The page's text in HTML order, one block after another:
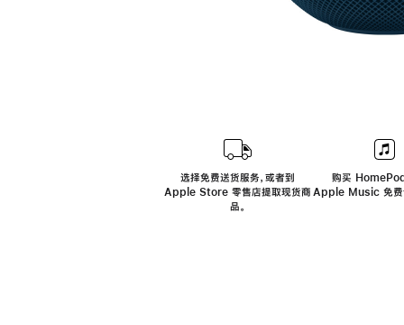
选择免费送货服务，或者到
Apple Store 零售店提取现货商
品。
购买
Apple Music 免费